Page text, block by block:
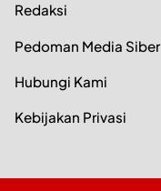
Redaksi
Pedoman Media Siber
Hubungi Kami
Kebijakan Privasi